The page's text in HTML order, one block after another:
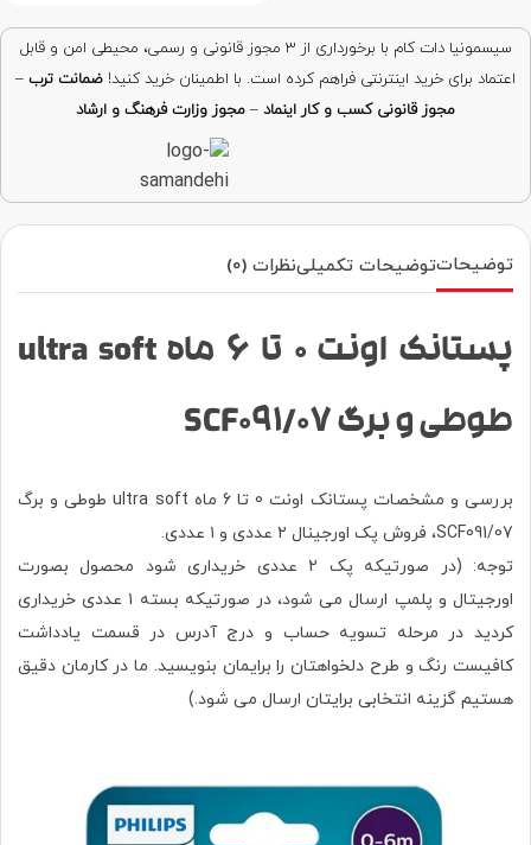
سیسمونیا دات کام با برخورداری از ۳ مجوز قانونی و رسمی، محیطی امن و قابل
اعتماد برای خرید اینترنتی فراهم کرده است. با اطمینان خرید کنید! ضمانت ترب –
مجوز قانونی کسب و کار اینماد – مجوز وزارت فرهنگ و ارشاد
توضیحاتتوضیحات تکمیلینظرات (0)
پستانک اونت 0 تا 6 ماه ultra soft
طوطی و برگ SCF091/07
بررسی و مشخصات پستانک اونت 0 تا 6 ماه ultra soft طوطی و برگ
SCF091/07، فروش پک اورجینال ۲ عددی و ۱ عددی.
توجه: (در صورتیکه پک ۲ عددی خریداری شود محصول بصورت
اورجیتال و پلمپ ارسال می شود، در صورتیکه بسته ۱ عددی خریداری
کردید در مرحله تسویه حساب و درج آدرس در قسمت یادداشت
کافیست رنگ و طرح دلخواهتان را برایمان بنویسید. ما در کارمان دقیق
هستیم گزینه انتخابی برایتان ارسال می شود.)